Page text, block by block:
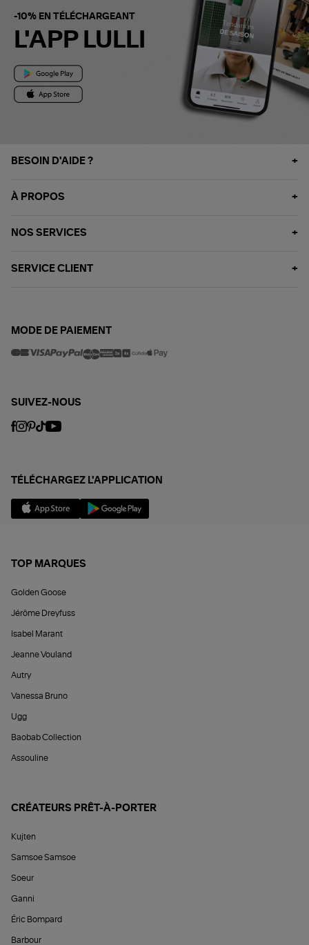
-10% EN TÉLÉCHARGEANT
L'APP LULLI
BESOIN D'AIDE ?
À PROPOS
NOS SERVICES
SERVICE CLIENT
MODE DE PAIEMENT
SUIVEZ-NOUS
TÉLÉCHARGEZ L'APPLICATION
TOP MARQUES
Golden Goose
Jérôme Dreyfuss
Isabel Marant
Jeanne Vouland
Autry
Vanessa Bruno
Ugg
Baobab Collection
Assouline
CRÉATEURS PRÊT-À-PORTER
Kujten
Samsoe Samsoe
Soeur
Ganni
Éric Bompard
Barbour